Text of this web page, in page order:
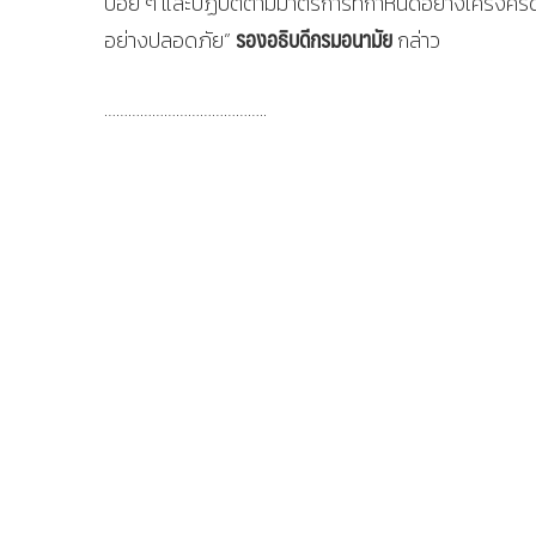
อย่างปลอดภัย” รองอธิบดีกรมอนามัยกล่าว
…………………………………..